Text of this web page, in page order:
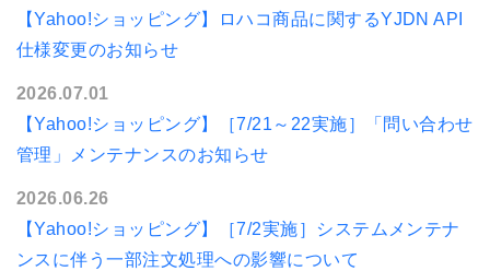
【Yahoo!ショッピング】ロハコ商品に関するYJDN API
仕様変更のお知らせ
2026.07.01
【Yahoo!ショッピング】［7/21～22実施］「問い合わせ
管理」メンテナンスのお知らせ
2026.06.26
【Yahoo!ショッピング】［7/2実施］システムメンテナ
ンスに伴う一部注文処理への影響について